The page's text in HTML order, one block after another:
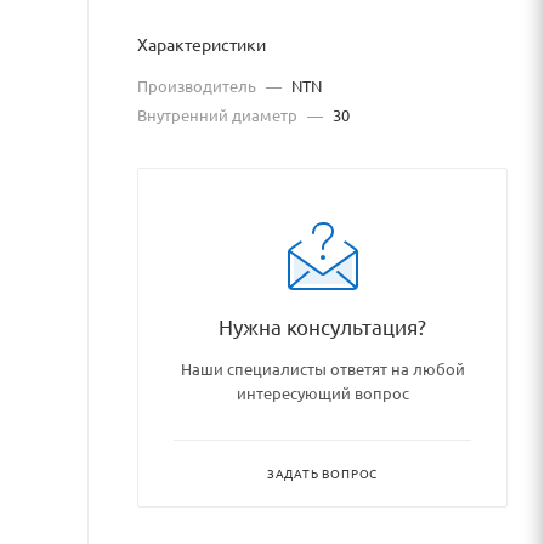
catalog/
Характеристики
Производитель — NTN
Внутренний диаметр — 30
Нужна консультация?
Наши специалисты ответят на любой
интересующий вопрос
ЗАДАТЬ ВОПРОС